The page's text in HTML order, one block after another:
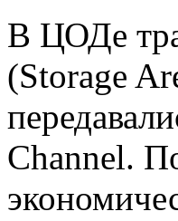
В ЦОДе
(Storage
Channel.